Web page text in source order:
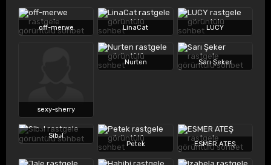
off-merwe LinaCat LUCY
sexy-sherry
Nurten Sarı Şeker
Sibəl
Petek
ESMER ATEŞ